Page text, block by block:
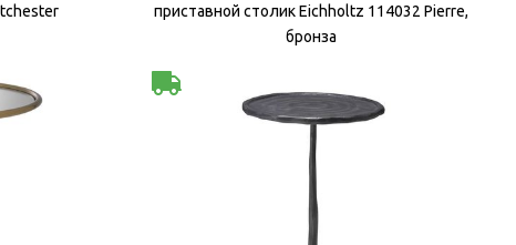
приставной столик Eichholtz 114032 Pierre,
бронза